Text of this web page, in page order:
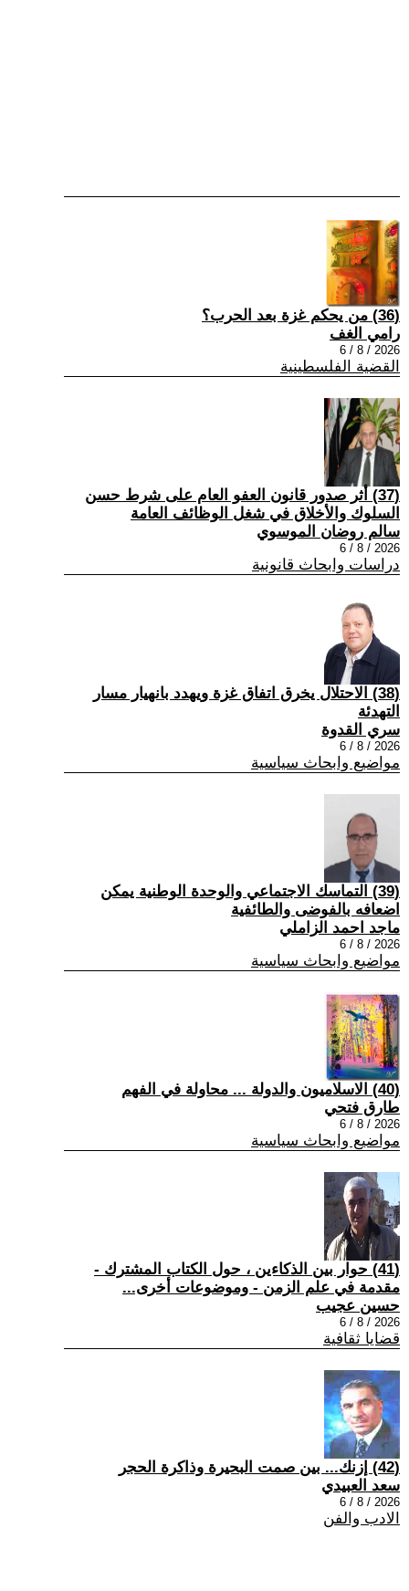
(36) من يحكم غزة بعد الحرب؟
رامي الغف
2026 / 8 / 6
القضية الفلسطينية
(37) أثر صدور قانون العفو العام على شرط حسن
السلوك والأخلاق في شغل الوظائف العامة
سالم روضان الموسوي
2026 / 8 / 6
دراسات وابحاث قانونية
(38) الاحتلال يخرق اتفاق غزة ويهدد بانهيار مسار
التهدئة
سري القدوة
2026 / 8 / 6
مواضيع وابحاث سياسية
(39) التماسك الاجتماعي والوحدة الوطنية يمكن
اضعافه بالفوضى والطائفية
ماجد احمد الزاملي
2026 / 8 / 6
مواضيع وابحاث سياسية
(40) الاسلاميون والدولة ... محاولة في الفهم
طارق فتحي
2026 / 8 / 6
مواضيع وابحاث سياسية
(41) حوار بين الذكاءين ، حول الكتاب المشترك -
مقدمة في علم الزمن - وموضوعات أخرى...
حسين عجيب
2026 / 8 / 6
قضايا ثقافية
(42) إزنك... بين صمت البحيرة وذاكرة الحجر
سعد العبيدي
2026 / 8 / 6
الادب والفن